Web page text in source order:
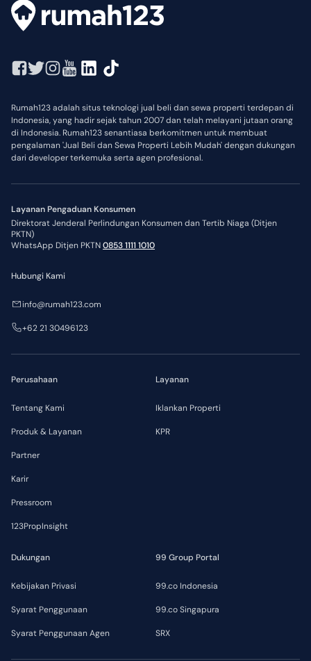
Rumah123 adalah situs teknologi jual beli dan sewa properti terdepan di
Indonesia, yang hadir sejak tahun 2007 dan telah melayani jutaan orang
di Indonesia. Rumah123 senantiasa berkomitmen untuk membuat
pengalaman 'Jual Beli dan Sewa Properti Lebih Mudah' dengan dukungan
dari developer terkemuka serta agen profesional.
Layanan Pengaduan Konsumen
Direktorat Jenderal Perlindungan Konsumen dan Tertib Niaga (Ditjen
PKTN)
WhatsApp Ditjen PKTN0853 1111 1010
Perusahaan
Tentang Kami
Produk & Layanan
Partner
Karir
Pressroom
123PropInsight
Layanan
Iklankan Properti
KPR
Dukungan
Kebijakan Privasi
Syarat Penggunaan
Syarat Penggunaan Agen
99 Group Portal
99.co Indonesia
99.co Singapura
SRX
Hubungi Kami
info@rumah123.com
+62 21 30496123